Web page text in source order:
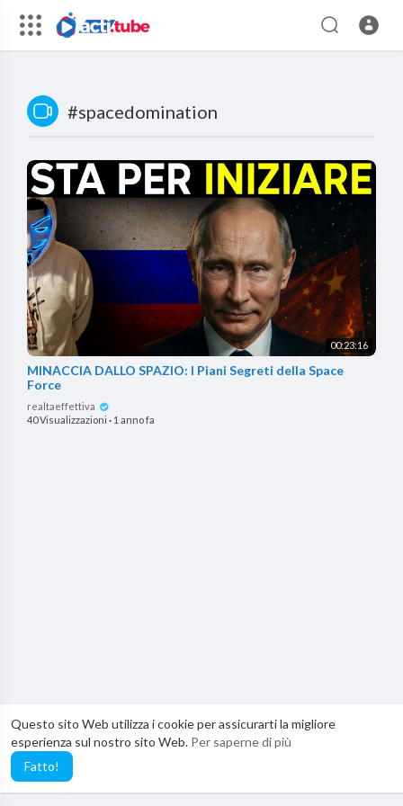
Questo sito Web utilizza i cookie per assicurarti la migliore
esperienza sul nostro sito Web. Per saperne di più
Fatto!
#spacedomination
00:23:16
MINACCIA DALLO SPAZIO: I Piani Segreti della Space
Force
realtaeffettiva
40 Visualizzazioni · 1 anno fa